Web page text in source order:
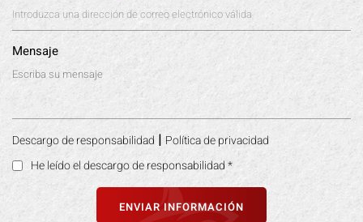
Mensaje
Descargo de responsabilidad | Política de privacidad
He leído el descargo de responsabilidad*